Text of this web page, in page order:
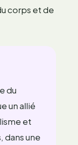
corps et de
du
un allié
et
dans une